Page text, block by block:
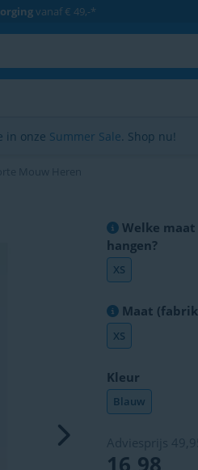
vanaf € 49,-*
in onze Summer Sale. Shop nu!
Mouw Heren
Welke
hangen?
XS
Maat
XS
Kleur
Blauw
Adviesprijs